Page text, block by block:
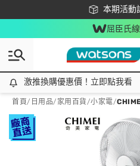
本期活動
下載app
屈臣氏
激推換購優惠價！立即點我看
激推換購優惠價！立即點我看
首頁/ 日用品/ 家用百貨/小家電/